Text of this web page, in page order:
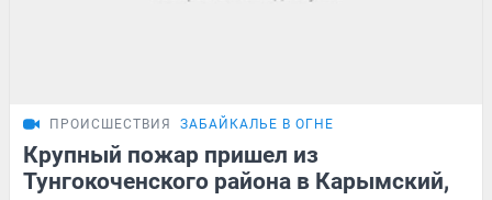
ПРОИСШЕСТВИЯ ЗАБАЙКАЛЬЕ В ОГНЕ
Крупный пожар пришел из
Тунгокоченского района в Карымский,